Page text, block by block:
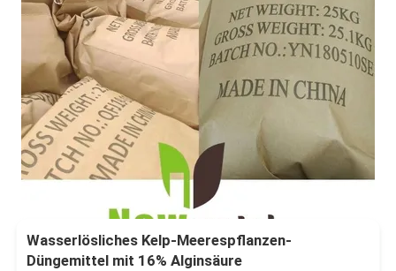
Wasserlösliches Kelp-Meerespflanzen-
Düngemittel mit 16% Alginsäure